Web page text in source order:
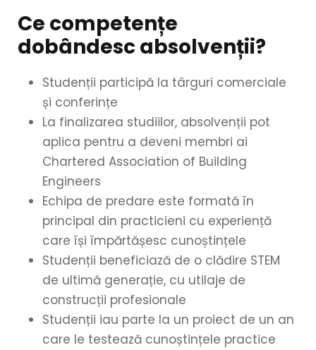
Ce competențe
dobândesc absolvenții?
Studenții participă la târguri comerciale
și conferințe
La finalizarea studiilor, absolvenții pot
aplica pentru a deveni membri ai
Chartered Association of Building
Engineers
Echipa de predare este formată în
principal din practicieni cu experiență
care își împărtășesc cunoștințele
Studenții beneficiază de o clădire STEM
de ultimă generație, cu utilaje de
construcții profesionale
Studenții iau parte la un proiect de un an
care le testează cunoștințele practice